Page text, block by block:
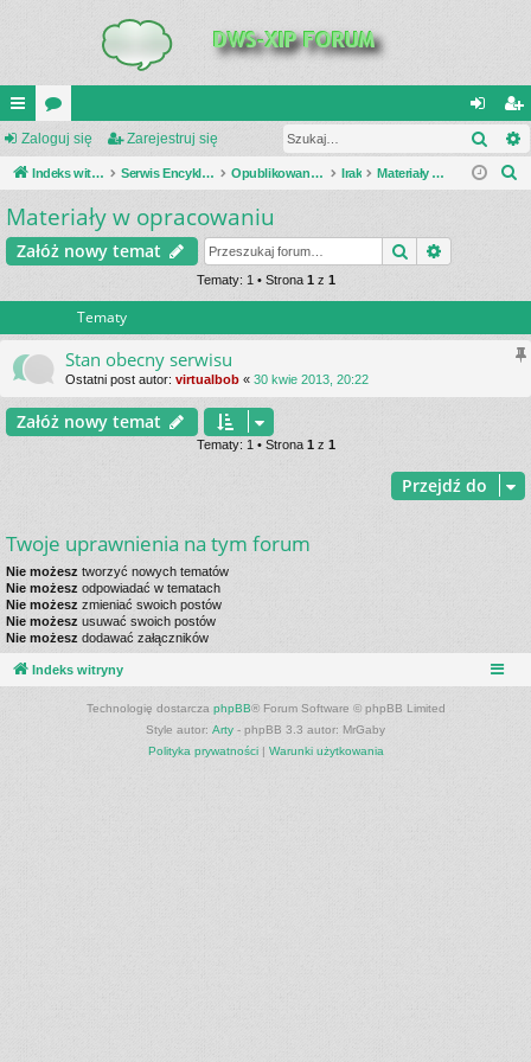
UI
C
K
_L
or
a
al
og
ar
ej
ę
Zaloguj się Zarejestruj się
Indeks witryny Serwis Encyklopedia Uzbrojenia Opublikowane zestawienia Irak Materiały w opracowaniu
j
Materiały w opracowaniu
Załóż nowy temat Szukaj
Tematy: 1 • Strona 1 z 1
Tematy
Stan obecny serwisu
Ostatni post autor: virtualbob « 30 kwie 2013, 20:22
Załóż nowy temat
Tematy: 1 • Strona 1 z 1
Przejdź do
Twoje uprawnienia na tym forum
Nie możesz tworzyć nowych tematów
Nie możesz odpowiadać w tematach
Nie możesz zmieniać swoich postów
Nie możesz usuwać swoich postów
Nie możesz dodawać załączników
Indeks witryny
Technologię dostarcza phpBB® Forum Software © phpBB Limited
Style autor: Arty - phpBB 3.3 autor: MrGaby
Polityka prywatności| Warunki użytkowania